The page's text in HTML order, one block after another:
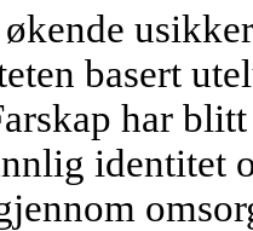
basert
har
identitet